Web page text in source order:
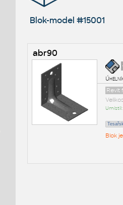
Blok-model #15001
abr90
Revit
Umístil:
Blok